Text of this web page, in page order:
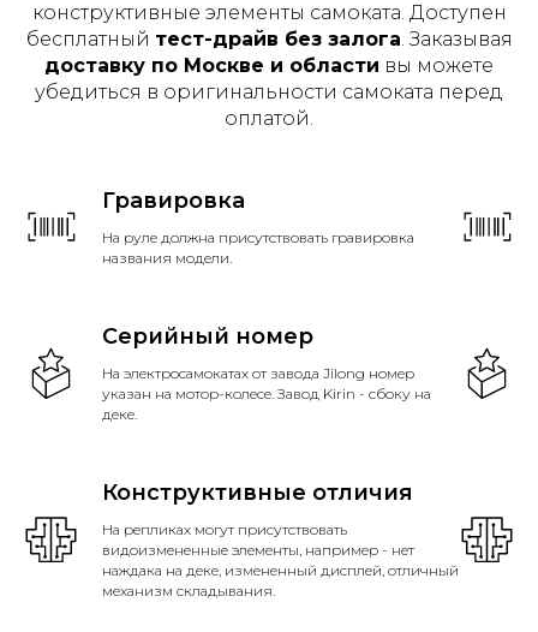
конструктивные элементы самоката. Доступен
бесплатный тест-драйв без залога. Заказывая
доставку по Москве и области вы можете
убедиться в оригинальности самоката перед
оплатой.
Гравировка
На руле должна присутствовать гравировка
названия модели.
Серийный номер
На электросамокатах от завода Jilong номер
указан на мотор-колесе. Завод Kirin - сбоку на
деке.
Конструктивные отличия
На репликах могут присутствовать
видоизмененные элементы, например - нет
наждака на деке, измененный дисплей, отличный
механизм складывания.